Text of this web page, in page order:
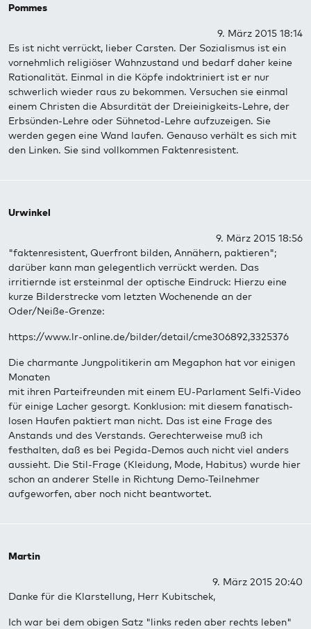
Pommes
9. März 2015 18:14
Es ist nicht verrückt, lieber Carsten. Der Sozialismus ist ein
vornehmlich religiöser Wahnzustand und bedarf daher keine
Rationalität. Einmal in die Köpfe indoktriniert ist er nur
schwerlich wieder raus zu bekommen. Versuchen sie einmal
einem Christen die Absurdität der Dreieinigkeits-Lehre, der
Erbsünden-Lehre oder Sühnetod-Lehre aufzuzeigen. Sie
werden gegen eine Wand laufen. Genauso verhält es sich mit
den Linken. Sie sind vollkommen Faktenresistent.
Urwinkel
9. März 2015 18:56
"faktenresistent, Querfront bilden, Annähern, paktieren";
darüber kann man gelegentlich verrückt werden. Das
irritiernde ist ersteinmal der optische Eindruck: Hierzu eine
kurze Bilderstrecke vom letzten Wochenende an der
Oder/Neiße-Grenze:
https://www.lr-online.de/bilder/detail/cme306892,3325376
Die charmante Jungpolitikerin am Megaphon hat vor einigen
Monaten
mit ihren Parteifreunden mit einem EU-Parlament Selfi-Video
für einige Lacher gesorgt. Konklusion: mit diesem fanatisch-
losen Haufen paktiert man nicht. Das ist eine Frage des
Anstands und des Verstands. Gerechterweise muß ich
festhalten, daß es bei Pegida-Demos auch nicht viel anders
aussieht. Die Stil-Frage (Kleidung, Mode, Habitus) wurde hier
schon an anderer Stelle in Richtung Demo-Teilnehmer
aufgeworfen, aber noch nicht beantwortet.
Martin
9. März 2015 20:40
Danke für die Klarstellung, Herr Kubitschek,
Ich war bei dem obigen Satz "links reden aber rechts leben"